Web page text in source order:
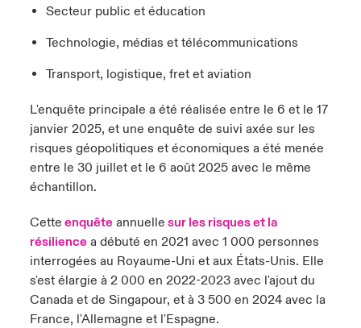
Secteur public et éducation
Technologie, médias et télécommunications
Transport, logistique, fret et aviation
L'enquête principale a été réalisée entre le 6 et le 17
janvier 2025, et une enquête de suivi axée sur les
risques géopolitiques et économiques a été menée
entre le 30 juillet et le 6 août 2025 avec le même
échantillon.
Cette enquêteannuelle sur les risques et la
résiliencea débuté en 2021 avec 1 000 personnes
interrogées au Royaume-Uni et aux États-Unis. Elle
s'est élargie à 2 000 en 2022-2023 avec l'ajout du
Canada et de Singapour, et à 3 500 en 2024 avec la
France, l'Allemagne et l'Espagne.